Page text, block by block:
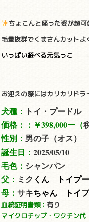
ちょこんと座った姿が超可
毛量抜群でくまさんカットよ
いっぱい遊べる元気っこ
お迎えの際にはカリカリドラ
犬種： トイ・プードル
価格：： ￥398,000ー（
性別： 男の子（オス）
誕生日： 2025/05/10
毛色： シャンパン
父： ミク くん トイプ
母： サキちゃん トイ
血統証明書類： 有り
マイクロチップ・ワクチン代